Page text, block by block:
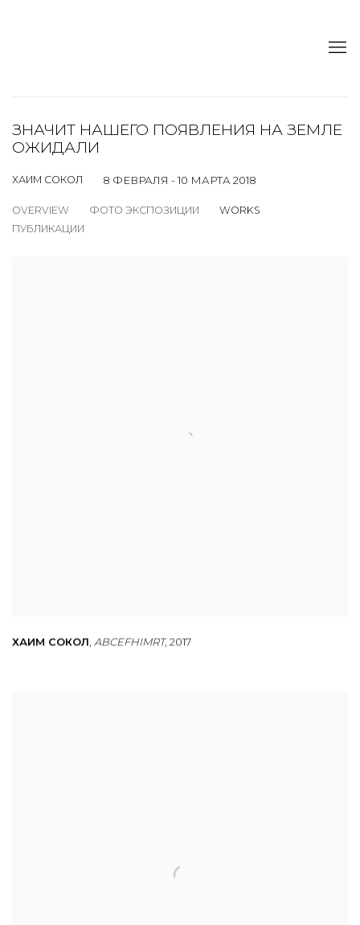
ЗНАЧИТ НАШЕГО ПОЯВЛЕНИЯ НА ЗЕМЛЕ
ОЖИДАЛИ
ХАИМ СОКОЛ 8 ФЕВРАЛЯ - 10 МАРТА 2018
OVERVIEW ФОТО ЭКСПОЗИЦИИ
WORKS
ПУБЛИКАЦИИ
ХАИМ СОКОЛ, ABCEFHIMRT,2017